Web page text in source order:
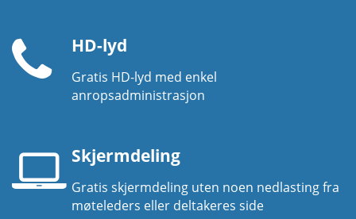
Telefonrør
HD-lyd
Gratis HD-lyd med enkel
anropsadministrasjon
Laptop-
Skjermdeling
Gratis skjermdeling uten noen nedlasting fra
møteleders eller deltakeres side